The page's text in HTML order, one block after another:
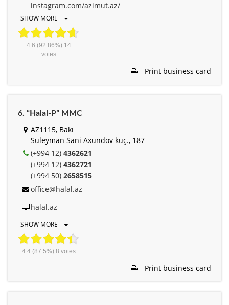
instagram.com/azimut.az/
SHOW MORE
4.6 (92.86%) 14
votes
Print business card
6. “Halal-P” MMC
AZ1115, Bakı
Süleyman Sani Axundov küç., 187
(+994 12) 4362621
(+994 12) 4362721
(+994 50) 2658515
office@halal.az
halal.az
SHOW MORE
4.4(87.5%) 8 votes
Print business card